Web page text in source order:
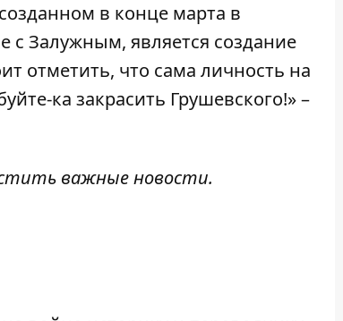
в конце марта в
с Залужным, является создание
отметить, что сама личность на
ка закрасить Грушевского!» –
важные новости.